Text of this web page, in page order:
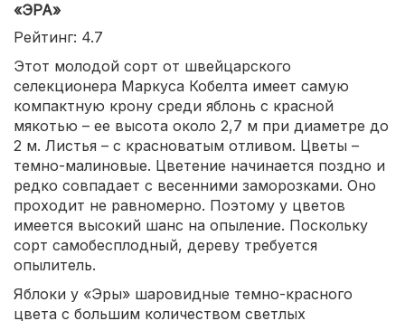
«ЭРА»
Рейтинг: 4.7
Этот молодой сорт от швейцарского
селекционера Маркуса Кобелта имеет самую
компактную крону среди яблонь с красной
мякотью – ее высота около 2,7 м при диаметре до
2 м. Листья – с красноватым отливом. Цветы –
темно-малиновые. Цветение начинается поздно и
редко совпадает с весенними заморозками. Оно
проходит не равномерно. Поэтому у цветов
имеется высокий шанс на опыление. Поскольку
сорт самобесплодный, дереву требуется
опылитель.
Яблоки у «Эры» шаровидные темно-красного
цвета с большим количеством светлых